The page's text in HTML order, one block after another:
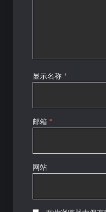
显示名称 *
邮箱 *
网站